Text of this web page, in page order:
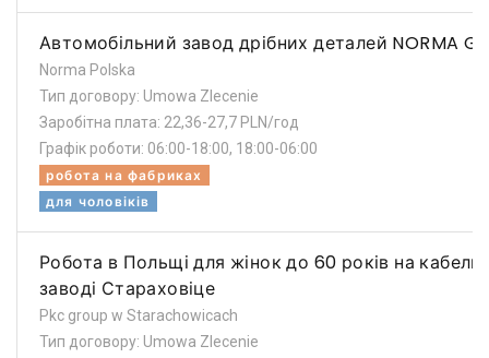
Автомобільний завод дрібних деталей NORMA
Norma Polska
Тип договору: Umowa Zlecenie
Заробітна плата: 22,36-27,7 PLN/год
Графік роботи: 06:00-18:00, 18:00-06:00
робота на фабриках
для чоловіків
Робота в Польщі для жінок до 60 років на
заводі Стараховіце
Pkc group w Starachowicach
Тип договору: Umowa Zlecenie